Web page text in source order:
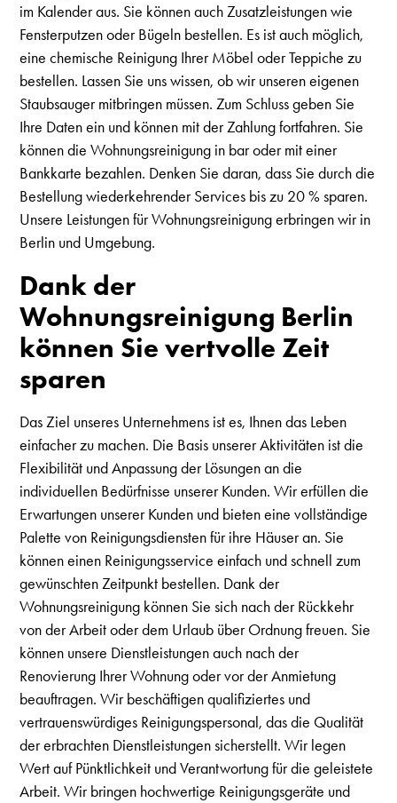
im Kalender aus. Sie können auch Zusatzleistungen wie
Fensterputzen oder Bügeln bestellen. Es ist auch möglich,
eine chemische Reinigung Ihrer Möbel oder Teppiche zu
bestellen. Lassen Sie uns wissen, ob wir unseren eigenen
Staubsauger mitbringen müssen. Zum Schluss geben Sie
Ihre Daten ein und können mit der Zahlung fortfahren. Sie
können die Wohnungsreinigung in bar oder mit einer
Bankkarte bezahlen. Denken Sie daran, dass Sie durch die
Bestellung wiederkehrender Services bis zu 20 % sparen.
Unsere Leistungen für Wohnungsreinigung erbringen wir in
Berlin und Umgebung.
Dank der
Wohnungsreinigung Berlin
können Sie vertvolle Zeit
sparen
Das Ziel unseres Unternehmens ist es, Ihnen das Leben
einfacher zu machen. Die Basis unserer Aktivitäten ist die
Flexibilität und Anpassung der Lösungen an die
individuellen Bedürfnisse unserer Kunden. Wir erfüllen die
Erwartungen unserer Kunden und bieten eine vollständige
Palette von Reinigungsdiensten für ihre Häuser an. Sie
können einen Reinigungsservice einfach und schnell zum
gewünschten Zeitpunkt bestellen. Dank der
Wohnungsreinigung können Sie sich nach der Rückkehr
von der Arbeit oder dem Urlaub über Ordnung freuen. Sie
können unsere Dienstleistungen auch nach der
Renovierung Ihrer Wohnung oder vor der Anmietung
beauftragen. Wir beschäftigen qualifiziertes und
vertrauenswürdiges Reinigungspersonal, das die Qualität
der erbrachten Dienstleistungen sicherstellt. Wir legen
Wert auf Pünktlichkeit und Verantwortung für die geleistete
Arbeit. Wir bringen hochwertige Reinigungsgeräte und